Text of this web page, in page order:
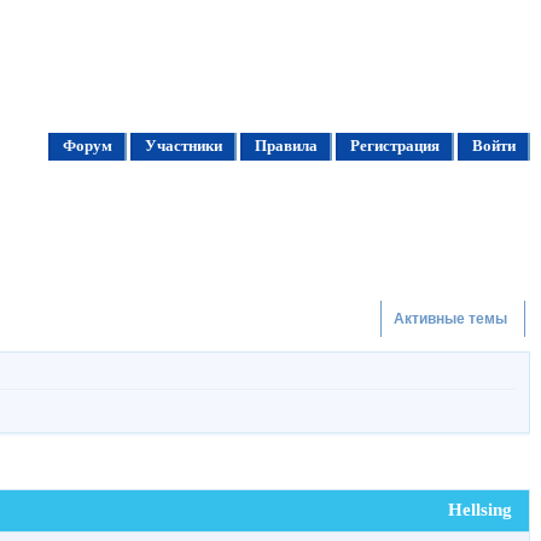
Форум Участники Правила Регистрация Войти
Активные темы
Hellsing